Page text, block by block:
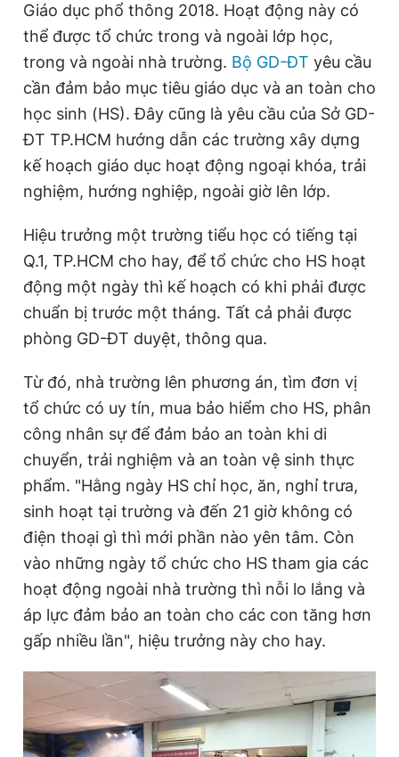
Đọc Thanh Niên trên điện thoại
Theo dõi báo trên
Hotline
0906 645 777
Liên hệ quảng cáo
0908 780 404
Đặt báo Quảng cáo RSS Tòa soạn
Tổng biên tập: Nguyễn Ngọc Toàn
Phó tổng biên tập thường trực: Hải Thành
Phó tổng biên tập: Lâm Hiếu Dũng
Phó tổng biên tập: Trần Việt Hưng
Tổng thư ký tòa soạn: Đức Trung
Giấy phép xuất bản số 110/GP - BTTTT cấp ngày 24.3.2020
© 2003-2026 Bản quyền thuộc về Báo Thanh Niên. Cấm sao
chép dưới mọi hình thức nếu không có sự chấp thuận bằng văn
bản. Phát triển bởi ePi Technologies, JSC.
Giáo dục phổ thông 2018. Hoạt động này có
thể được tổ chức trong và ngoài lớp học,
trong và ngoài nhà trường. Bộ GD-ĐT yêu cầu
cần đảm bảo mục tiêu giáo dục và an toàn cho
học sinh (HS). Đây cũng là yêu cầu của Sở GD-
ĐT TP.HCM hướng dẫn các trường xây dựng
kế hoạch giáo dục hoạt động ngoại khóa, trải
nghiệm, hướng nghiệp, ngoài giờ lên lớp.
Hiệu trưởng một trường tiểu học có tiếng tại
Q.1, TP.HCM cho hay, để tổ chức cho HS hoạt
động một ngày thì kế hoạch có khi phải được
chuẩn bị trước một tháng. Tất cả phải được
phòng GD-ĐT duyệt, thông qua.
Từ đó, nhà trường lên phương án, tìm đơn vị
tổ chức có uy tín, mua bảo hiểm cho HS, phân
công nhân sự để đảm bảo an toàn khi di
chuyển, trải nghiệm và an toàn vệ sinh thực
phẩm. "Hằng ngày HS chỉ học, ăn, nghỉ trưa,
sinh hoạt tại trường và đến 21 giờ không có
điện thoại gì thì mới phần nào yên tâm. Còn
vào những ngày tổ chức cho HS tham gia các
hoạt động ngoài nhà trường thì nỗi lo lắng và
áp lực đảm bảo an toàn cho các con tăng hơn
gấp nhiều lần", hiệu trưởng này cho hay.